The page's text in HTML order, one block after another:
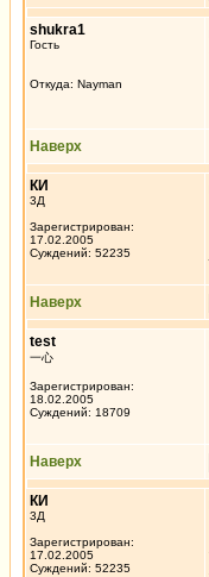
shukra1
Гость
Откуда: Nayman
Наверх
КИ
3Д
Зарегистрирован:
17.02.2005
Суждений: 52235
Наверх
test
一心
Зарегистрирован:
18.02.2005
Суждений: 18709
Наверх
КИ
3Д
Зарегистрирован:
17.02.2005
Суждений: 52235